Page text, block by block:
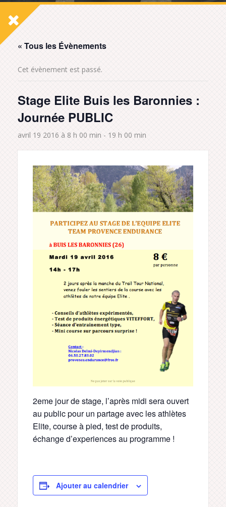
« Tous les Évènements
Cet évènement est passé.
Stage Elite Buis les Baronnies :
Journée PUBLIC
avril 19 2016 à 8 h 00 min - 19 h 00 min
2eme jour de stage, l’après midi sera ouvert
au public pour un partage avec les athlètes
Elite, course à pied, test de produits,
échange d’experiences au programme !
Ajouter au calendrier